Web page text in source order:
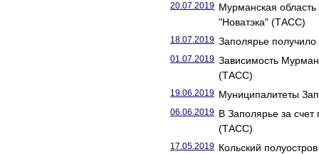
20.07.2019 Мурманская область
"Новатэка" (ТАСС)
18.07.2019 Заполярье
01.07.2019 Зависимость
(ТАСС)
19.06.2019 Муниципалитеты
06.06.2019 В Заполярье за
(ТАСС)
17.05.2019 Кольский